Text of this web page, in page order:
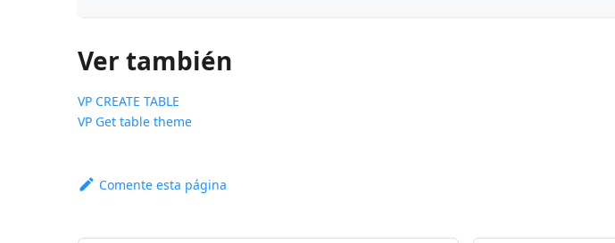
Ver también
VP CREATE TABLE
VP Get table theme
Comente esta página